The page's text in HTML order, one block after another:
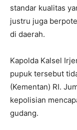
standar kualitas
justru juga
di daerah.
Kapolda Kalsel
pupuk tersebut
(Kementan) RI.
kepolisian
gudang.